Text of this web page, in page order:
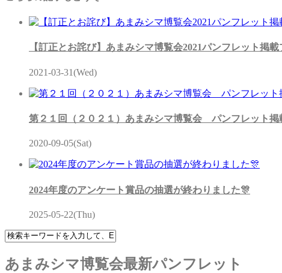
【訂正とお詫び】あまみシマ博覧会2021パンフレット掲
2021-03-31(Wed)
第２１回（２０２１）あまみシマ博覧会 パンフレット掲
2020-09-05(Sat)
2024年度のアンケート賞品の抽選が終わりました🎊
2025-05-22(Thu)
あまみシマ博覧会最新パンフレット